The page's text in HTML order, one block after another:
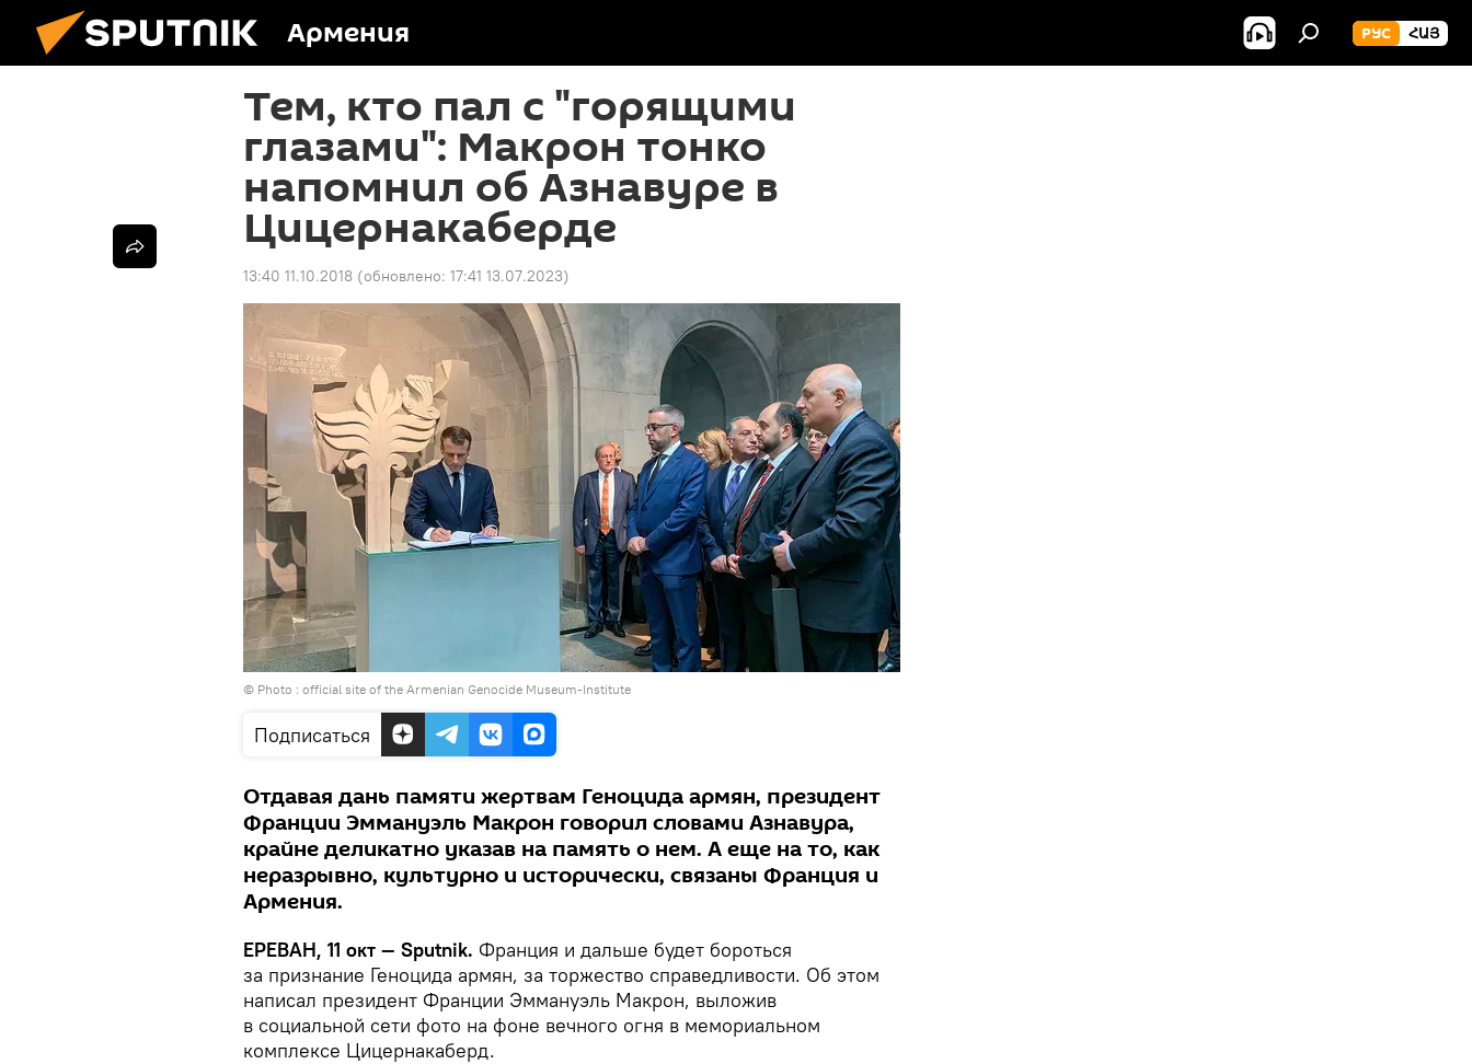
Армения РУС ՀԱՅ
Тем, кто пал с "горящими
глазами": Макрон тонко
напомнил об Азнавуре в
Цицернакаберде
13:40 11.10.2018 (обновлено: 17:41 13.07.2023)
© Photo : official site of the Armenian Genocide Museum-Institute
Подписаться
Отдавая дань памяти жертвам Геноцида армян, президент
Франции Эммануэль Макрон говорил словами Азнавура,
крайне деликатно указав на память о нем. А еще на то, как
неразрывно, культурно и исторически, связаны Франция и
Армения.
ЕРЕВАН, 11 окт — Sputnik. Франция и дальше будет бороться
за признание Геноцида армян, за торжество справедливости. Об этом
написал президент Франции Эммануэль Макрон, выложив
в социальной сети фото на фоне вечного огня в мемориальном
комплексе Цицернакаберд.